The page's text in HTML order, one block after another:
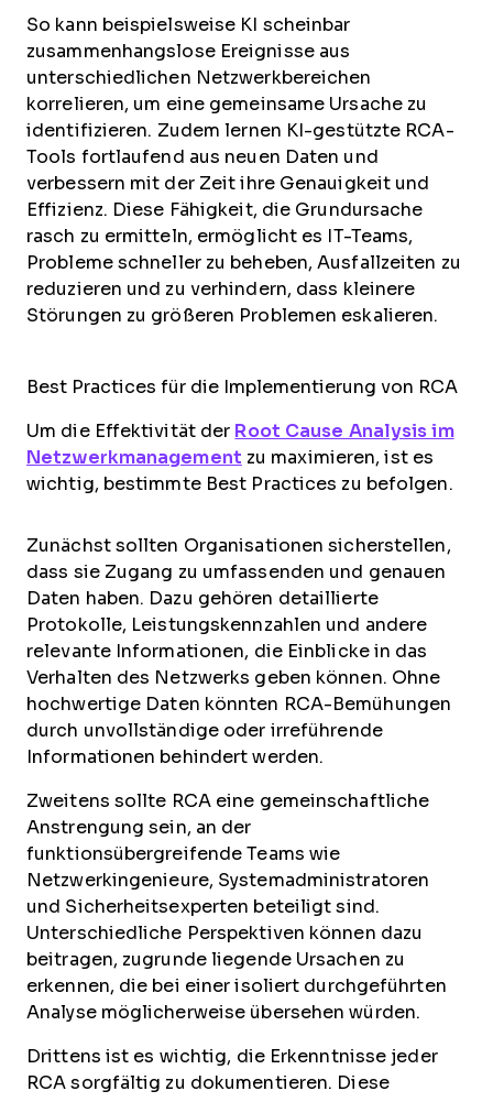
So kann beispielsweise KI scheinbar
zusammenhangslose Ereignisse aus
unterschiedlichen Netzwerkbereichen
korrelieren, um eine gemeinsame Ursache zu
identifizieren. Zudem lernen KI-gestützte RCA-
Tools fortlaufend aus neuen Daten und
verbessern mit der Zeit ihre Genauigkeit und
Effizienz. Diese Fähigkeit, die Grundursache
rasch zu ermitteln, ermöglicht es IT-Teams,
Probleme schneller zu beheben, Ausfallzeiten zu
reduzieren und zu verhindern, dass kleinere
Störungen zu größeren Problemen eskalieren.
Best Practices für die Implementierung von RCA
Um die Effektivität der Root Cause Analysis im
Netzwerkmanagement zu maximieren, ist es
wichtig, bestimmte Best Practices zu befolgen.
Zunächst sollten Organisationen sicherstellen,
dass sie Zugang zu umfassenden und genauen
Daten haben. Dazu gehören detaillierte
Protokolle, Leistungskennzahlen und andere
relevante Informationen, die Einblicke in das
Verhalten des Netzwerks geben können. Ohne
hochwertige Daten könnten RCA-Bemühungen
durch unvollständige oder irreführende
Informationen behindert werden.
Zweitens sollte RCA eine gemeinschaftliche
Anstrengung sein, an der
funktionsübergreifende Teams wie
Netzwerkingenieure, Systemadministratoren
und Sicherheitsexperten beteiligt sind.
Unterschiedliche Perspektiven können dazu
beitragen, zugrunde liegende Ursachen zu
erkennen, die bei einer isoliert durchgeführten
Analyse möglicherweise übersehen würden.
Drittens ist es wichtig, die Erkenntnisse jeder
RCA sorgfältig zu dokumentieren. Diese